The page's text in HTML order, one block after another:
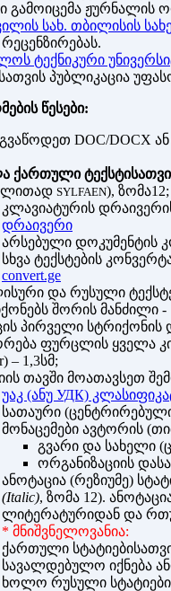
გამოიცემა ჟურნალის
სახ. თბილისის
რეცენზირებას.
ტექნიკური
პუბლიკაცია
წესები:
DOC/DOCX
ქართული
SYLFAEN), ზომა12;
კლავიატურის
დრაივერი
არსებული დოკუმენტის
სხვა ტექსტების
convert.ge
და რუსული
შორის მანძილი -
პირველი სტრიქონის
ფურცლის ყველა
– 1,3სმ;
თავში მოათავსეთ
უაკ (ანუ УДК)
სათაური
მონაცემები ავტორის
გვარი და სახელი
ორგანიზაციის
ანოტაცია (რეზიუმე)
(Italic), ზომა 12).
ლიტერატურიდან და
* მნიშვნელოვანია:
ქართული
სავალდებულო იქნება
ხოლო რუსული